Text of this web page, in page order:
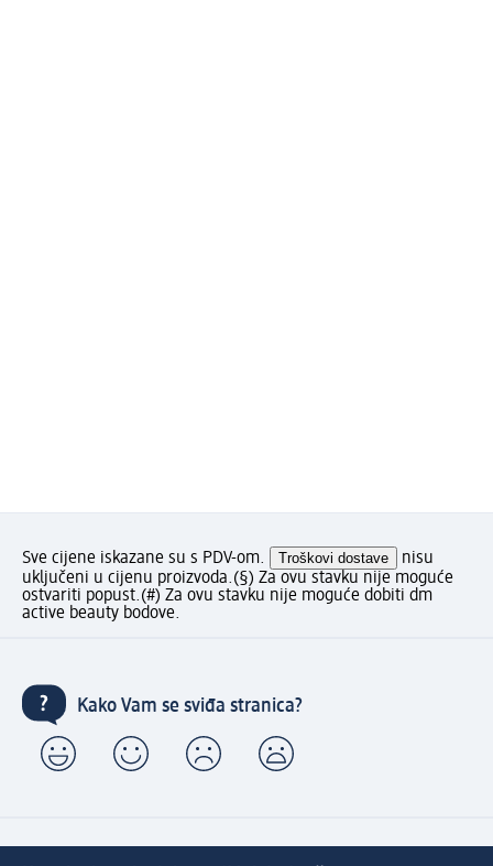
Sve cijene iskazane su s PDV-om. Troškovi dostave
nisu
uključeni u cijenu proizvoda.(§) Za ovu stavku nije moguće
ostvariti popust.(#) Za ovu stavku nije moguće dobiti dm
active beauty bodove.
Kako Vam se sviđa stranica?